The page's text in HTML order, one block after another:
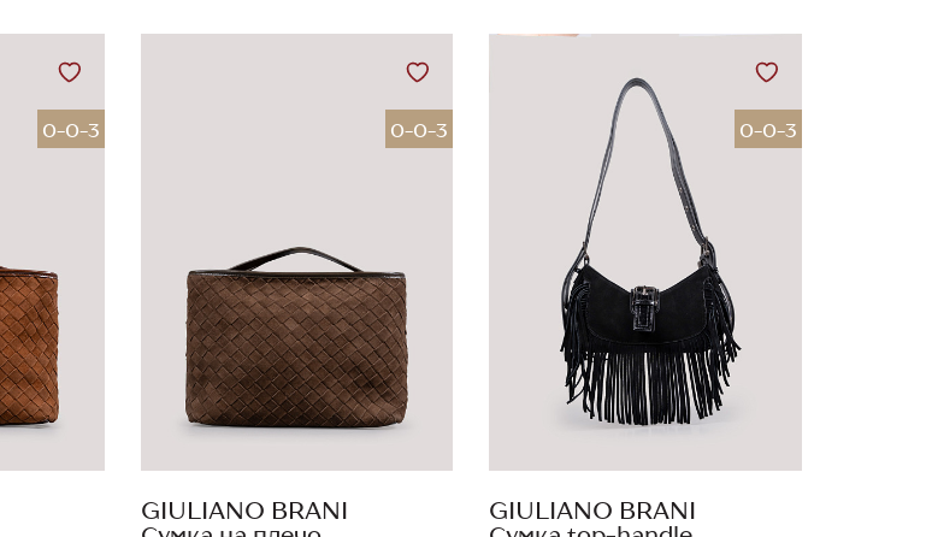
0-0-3 0-0-3
GIULIANO BRANI
0-0-3
GIULIANO BRANI